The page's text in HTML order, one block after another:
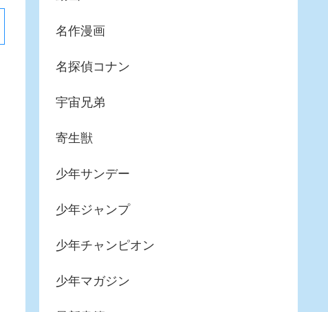
名作漫画
名探偵コナン
宇宙兄弟
寄生獣
少年サンデー
少年ジャンプ
少年チャンピオン
少年マガジン